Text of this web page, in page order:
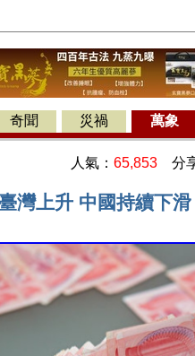
奇聞 災禍 萬象
人氣： 65,853 分
灣上升 中國持續下滑